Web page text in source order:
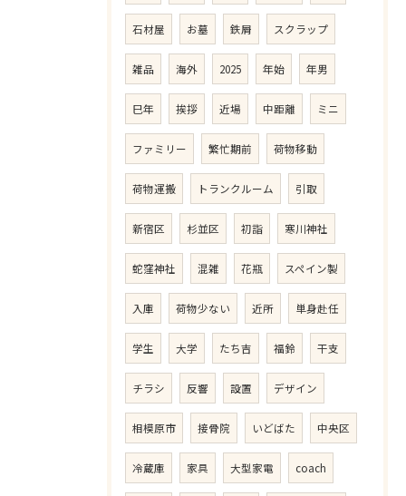
石材屋 お墓 鉄屑 スクラップ
雑品 海外 2025 年始 年男
巳年 挨拶 近場 中距離 ミニ
ファミリー 繁忙期前 荷物移動
荷物運搬 トランクルーム 引取
新宿区 杉並区 初詣 寒川神社
蛇窪神社 混雑 花瓶 スペイン製
入庫 荷物少ない 近所 単身赴任
学生 大学 たち吉 福鈴 干支
チラシ 反響 設置 デザイン
相模原市 接骨院 いどばた 中央区
冷蔵庫 家具 大型家電 coach